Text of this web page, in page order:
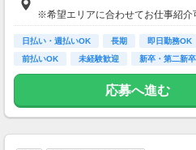
※希望エリアに合わせてお仕事紹介
日払い・週払いOK 長期 即日勤務OK
前払いOK
未経験歓迎 新卒・第二新
応募へ進む